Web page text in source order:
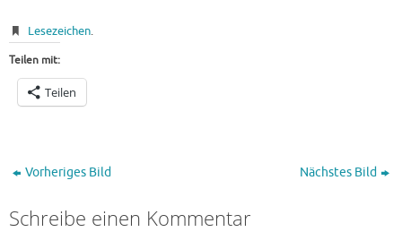
Lesezeichen.
Teilen mit:
Teilen
Vorheriges Bild Nächstes Bild
Schreibe einen Kommentar